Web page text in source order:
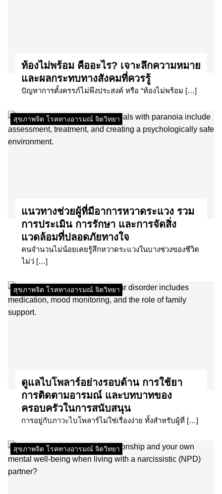
ท้องไม่พร้อม คืออะไร? เจาะลึกความหมาย
และผลกระทบทางสังคมที่ควรรู้
ปัญหาการตั้งครรภ์ไม่พึงประสงค์ หรือ “ท้องไม่พร้อม […]
สุขภาพจิต โรคทางอารมณ์ จิตวิทยา
แนวทางช่วยผู้ที่มีอาการหวาดระแวง รวม
การประเมิน การรักษา และการจัดสิ่ง
แวดล้อมที่ปลอดภัยทางใจ
คนจำนวนไม่น้อยเคยรู้สึกหวาดระแวงในบางช่วงของชีวิต
ไม่ว่ […]
สุขภาพจิต โรคทางอารมณ์ จิตวิทยา
ดูแลไบโพลาร์อย่างรอบด้าน การใช้ยา
การติดตามอารมณ์ และบทบาทของ
ครอบครัวในการสนับสนุน
การอยู่กับภาวะไบโพลาร์ไม่ใช่เรื่องง่าย ทั้งสำหรับผู้ที่ […]
สุขภาพจิต โรคทางอารมณ์ จิตวิทยา